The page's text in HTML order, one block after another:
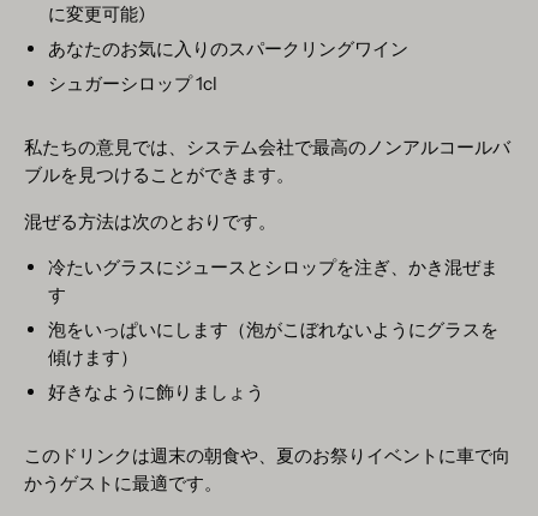
に変更可能)
あなたのお気に入りのスパークリングワイン
シュガーシロップ 1cl
私たちの意見では、システム会社で最高のノンアルコールバ
ブルを見つけることができます。
混ぜる方法は次のとおりです。
冷たいグラスにジュースとシロップを注ぎ、かき混ぜま
す
泡をいっぱいにします（泡がこぼれないようにグラスを
傾けます）
好きなように飾りましょう
このドリンクは週末の朝食や、夏のお祭りイベントに車で向
かうゲストに最適です。